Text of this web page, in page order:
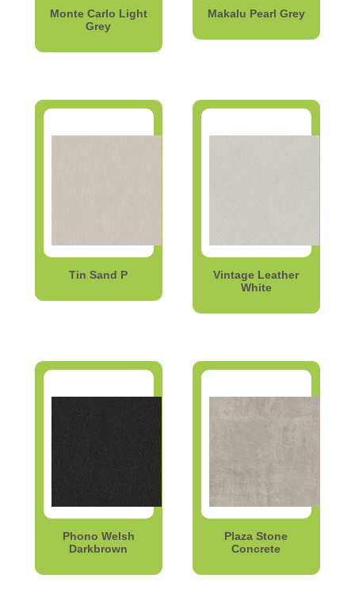
Monte Carlo Light
Grey
Makalu Pearl Grey
Tin Sand P
Vintage Leather
White
Phono Welsh
Darkbrown
Plaza Stone
Concrete